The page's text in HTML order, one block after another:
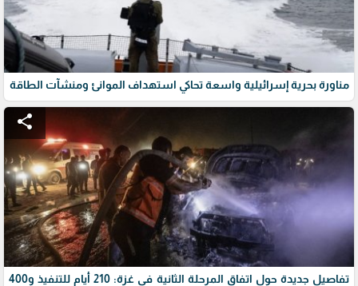
مناورة بحرية إسرائيلية واسعة تحاكي استهداف الموانئ ومنشآت الطاقة
share
تفاصيل جديدة حول اتفاق المرحلة الثانية في غزة: 210 أيام للتنفيذ و400